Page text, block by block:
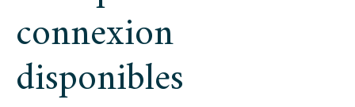
connexion
disponibles